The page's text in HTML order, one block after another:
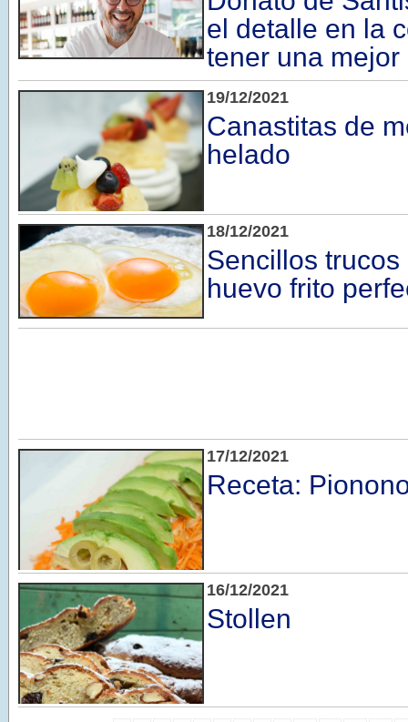
el detalle en la
tener una
19/12/2021
Canastitas de
helado
18/12/2021
Sencillos
huevo frito
17/12/2021
Receta:
16/12/2021
Stollen